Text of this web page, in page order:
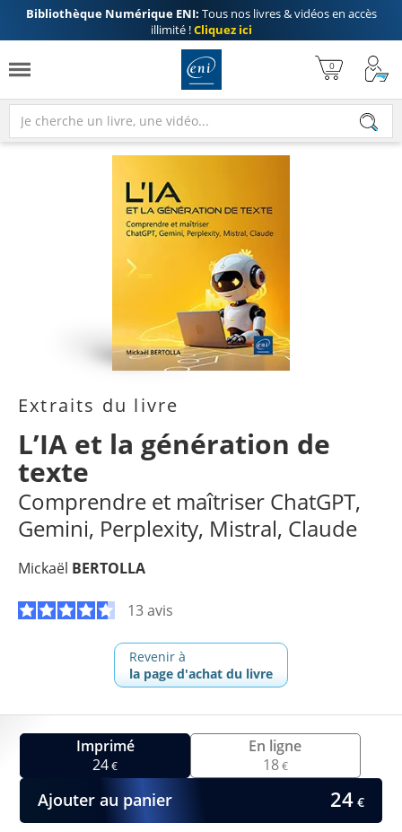
Bibliothèque Numérique ENI: Tous nos livres & vidéos en accès
illimité !Cliquez ici
Extraits du livre
L’IA et la génération de
texte
Comprendre et maîtriser ChatGPT,
Gemini, Perplexity, Mistral, Claude
Mickaël BERTOLLA
13 avis
Revenir à
la page d'achat du livre
Imprimé
24€
En ligne
18€
Ajouter au panier 24€